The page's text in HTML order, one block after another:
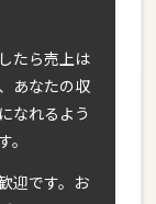
たら売上は
あなたの収
なれるよう
迎です。お